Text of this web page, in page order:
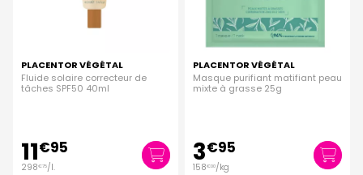
PLACENTOR VÉGÉTAL
Fluide solaire correcteur de
tâches SPF50 40ml
11€95
298€75/l.
PLACENTOR VÉGÉTAL
Masque purifiant matifiant peau
mixte à grasse 25g
3€95
158€00/kg